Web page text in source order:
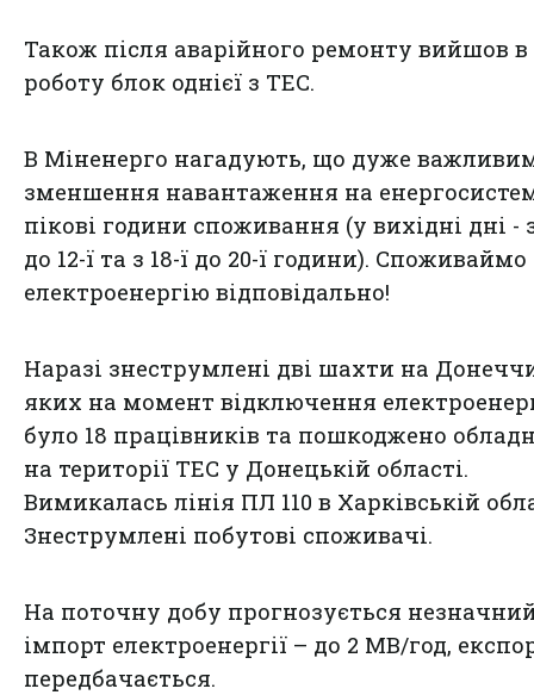
Також після аварійного ремонту вийшов в
роботу блок однієї з ТЕС.
В Міненерго нагадують, що дуже
зменшення навантаження на
пікові години споживання (у вихідні дні - з
до 12-ї та з 18-ї до 20-ї години). Споживаймо
електроенергію відповідально!
Наразі знеструмлені дві шахти на
яких на момент відключення
було 18 працівників та пошкоджено
на території ТЕС у Донецькій області.
Вимикалась лінія ПЛ 110 в Харківській
Знеструмлені побутові споживачі.
На поточну добу прогнозується
імпорт електроенергії – до 2 МВ/год,
передбачається.